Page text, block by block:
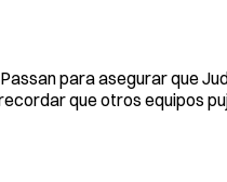
para asegurar que
que otros equipos